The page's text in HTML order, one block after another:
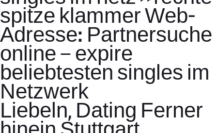
spitze klammer Web-
Adresse: Partnersuche
online – expire
beliebtesten singles im
Netzwerk
Liebeln, Dating Ferner